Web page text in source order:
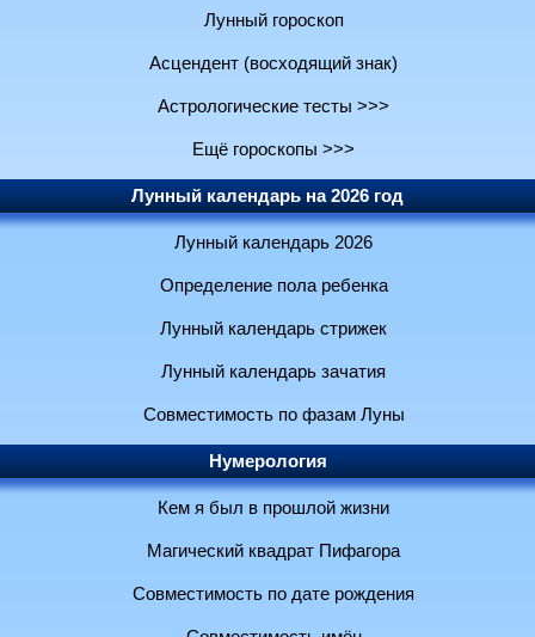
Лунный гороскоп
Асцендент (восходящий знак)
Астрологические тесты >>>
Ещё гороскопы >>>
Лунный календарь на 2026 год
Лунный календарь 2026
Определение пола ребенка
Лунный календарь стрижек
Лунный календарь зачатия
Совместимость по фазам Луны
Нумерология
Кем я был в прошлой жизни
Магический квадрат Пифагора
Совместимость по дате рождения